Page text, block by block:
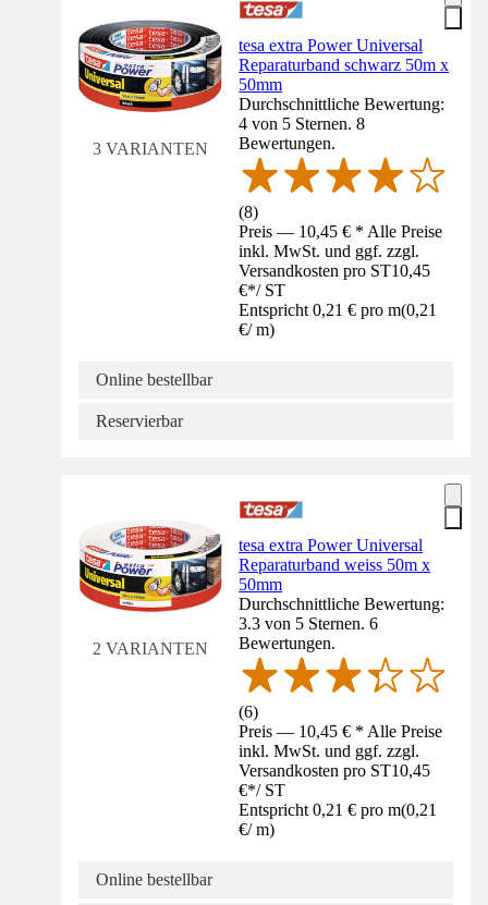
3 VARIANTEN
tesa extra Power Universal
Reparaturband schwarz 50m x
50mm
Durchschnittliche Bewertung:
4 von 5 Sternen. 8
Bewertungen.
(8)
Preis — 10,45 € * Alle Preise
inkl. MwSt. und ggf. zzgl.
Versandkosten pro ST10,45
€*/ ST
Entspricht 0,21 € pro m(0,21
€/ m)
Online bestellbar
Reservierbar
2 VARIANTEN
tesa extra Power Universal
Reparaturband weiss 50m x
50mm
Durchschnittliche Bewertung:
3.3 von 5 Sternen. 6
Bewertungen.
(6)
Preis — 10,45 € * Alle Preise
inkl. MwSt. und ggf. zzgl.
Versandkosten pro ST10,45
€*/ ST
Entspricht 0,21 € pro m(0,21
€/ m)
Online bestellbar